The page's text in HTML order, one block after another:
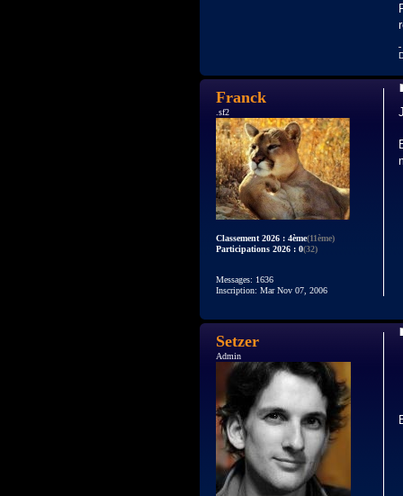
Franck
.sf2
Classement 2026 : 4ème(11ème)
Participations 2026 : 0(32)
Messages: 1636
Inscription: Mar Nov 07, 2006
Setzer
Admin